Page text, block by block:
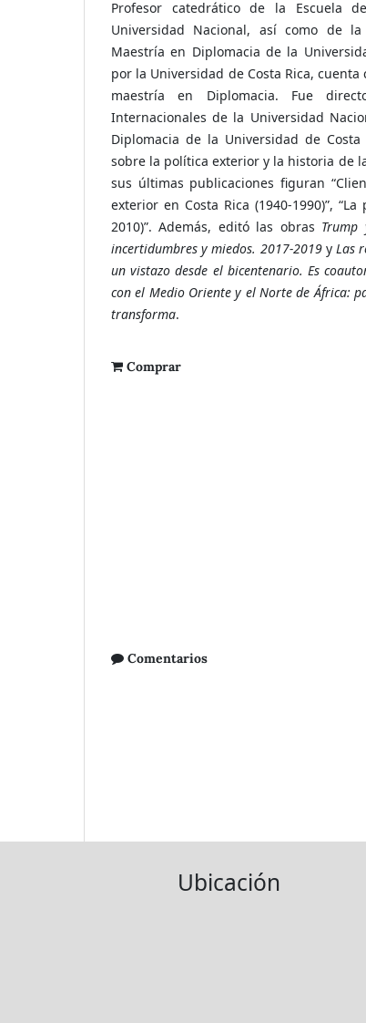
Profesor catedrático de la Escuela
Universidad Nacional, así como de
Maestría en Diplomacia de la
por la Universidad de Costa Rica,
maestría en Diplomacia. Fue
Internacionales de la Universidad
Diplomacia de la Universidad de
sobre la política exterior y la historia de
sus últimas publicaciones figuran
exterior en Costa Rica (1940-1990)”,
2010)”. Además, editó las obras Trump
incertidumbres y miedos. 2017-2019yLas
un vistazo desde el bicentenario. Es
con el Medio Oriente y el Norte de África:
transforma.
Comprar
Comentarios
Ubicación